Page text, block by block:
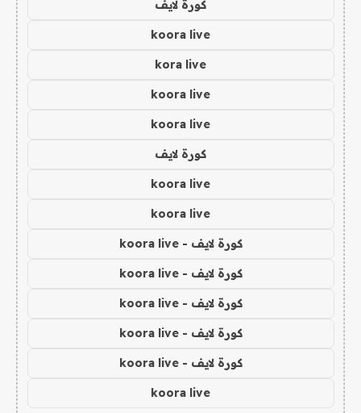
كورة لايف
koora live
kora live
koora live
koora live
كورة لايف
koora live
koora live
كورة لايف - koora live
كورة لايف - koora live
كورة لايف - koora live
كورة لايف - koora live
كورة لايف - koora live
koora live